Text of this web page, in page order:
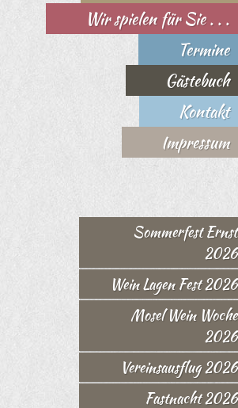
Wir spielen für Sie . . .
Termine
Gästebuch
Kontakt
Impressum
Sommerfest Ernst
2026
Wein Lagen Fest 2026
Mosel Wein Woche
2026
Vereinsausflug 2026
Fastnacht 2026